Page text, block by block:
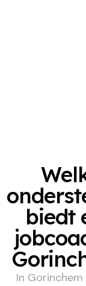
biedt
In